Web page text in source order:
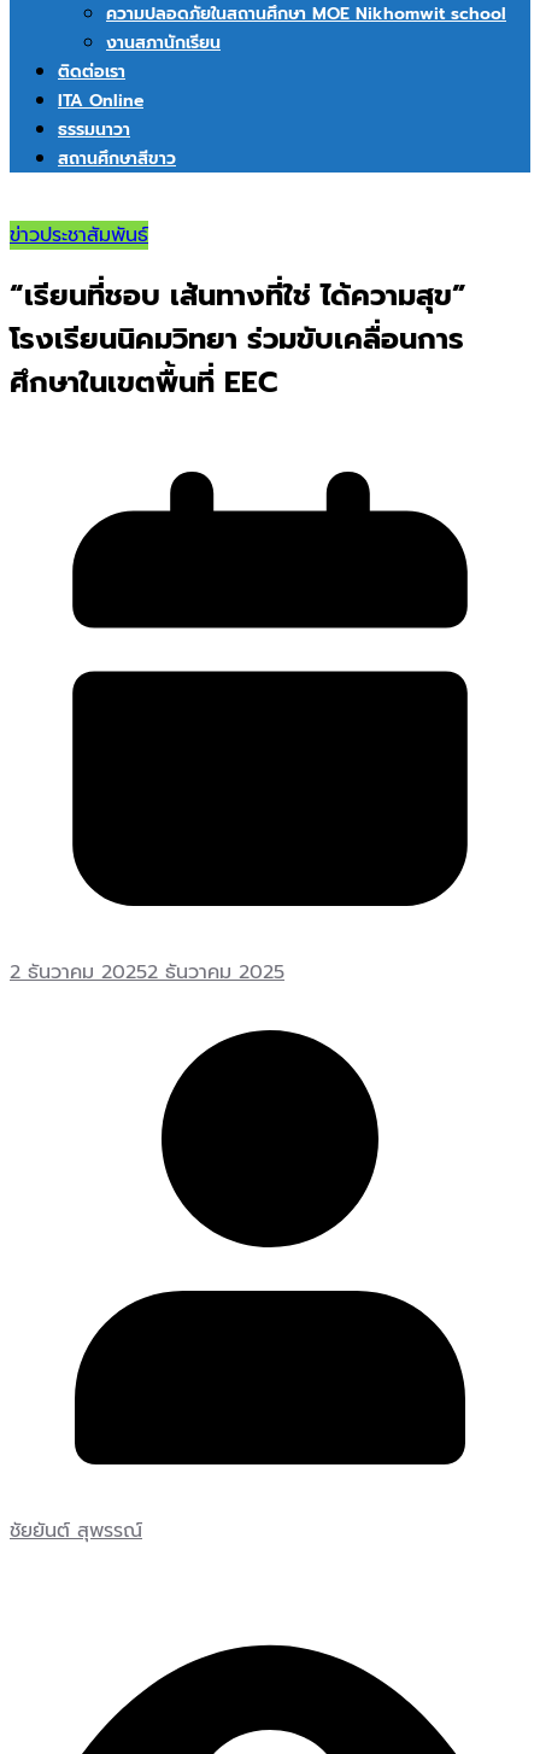
ความปลอดภัยในสถานศึกษา MOE Nikhomwit school
งานสภานักเรียน
ติดต่อเรา
ITA Online
ธรรมนาวา
สถานศึกษาสีขาว
ข่าวประชาสัมพันธ์
“เรียนที่ชอบ เส้นทางที่ใช่ ได้ความสุข”
โรงเรียนนิคมวิทยา ร่วมขับเคลื่อนการ
ศึกษาในเขตพื้นที่ EEC
2 ธันวาคม 20252 ธันวาคม 2025
ชัยยันต์ สุพรรณ์